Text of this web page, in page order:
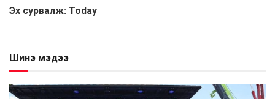
Эх сурвалж: Today
Шинэ мэдээ